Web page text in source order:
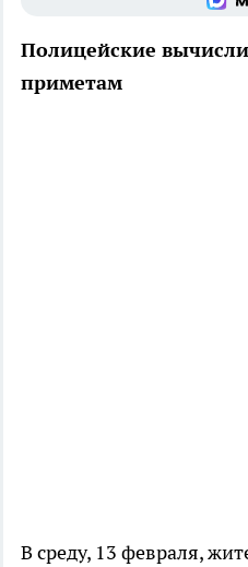
Полицейские
приметам
В среду, 13 февраля,